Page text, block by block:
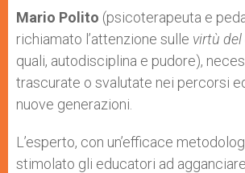
Mario Polito (psicoterapeuta e
richiamato l’attenzione sulle virtù
quali, autodisciplina e pudore),
trascurate o svalutate nei percorsi
nuove generazioni.
L’esperto, con un’efficace
stimolato gli educatori ad